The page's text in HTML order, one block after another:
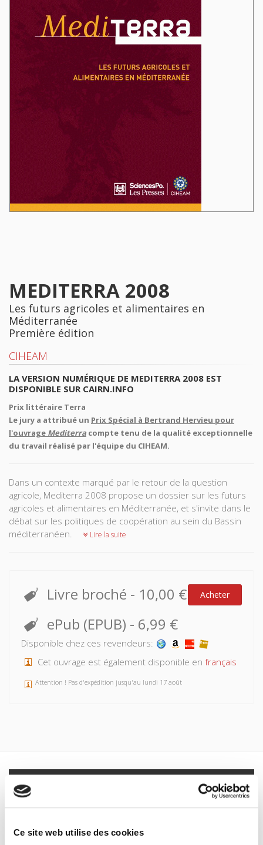
Ce site web utilise des cookies
MEDITERRA 2008
Les futurs agricoles et alimentaires en
Méditerranée
Première édition
CIHEAM
LA VERSION NUMÉRIQUE DE MEDITERRA 2008 EST
DISPONIBLE SUR CAIRN.INFO
Prix littéraire Terra
Le jury a attribué un Prix Spécial à Bertrand Hervieu pour
l'ouvrage Mediterra compte tenu de la qualité exceptionnelle
du travail réalisé par l'équipe du CIHEAM.
Dans un contexte marqué par le retour de la question
agricole, Mediterra 2008 propose un dossier sur les futurs
agricoles et alimentaires en Méditerranée, et s'invite dans le
débat sur les politiques de coopération au sein du Bassin
méditerranéen.
Lire la suite
Livre broché - 10,00 € Acheter
ePub (EPUB) - 6,99 €
Disponible chez ces revendeurs:
Cet ouvrage est également disponible en français
Attention ! Pas d'expédition jusqu'au lundi 17 août
Formats
Presse